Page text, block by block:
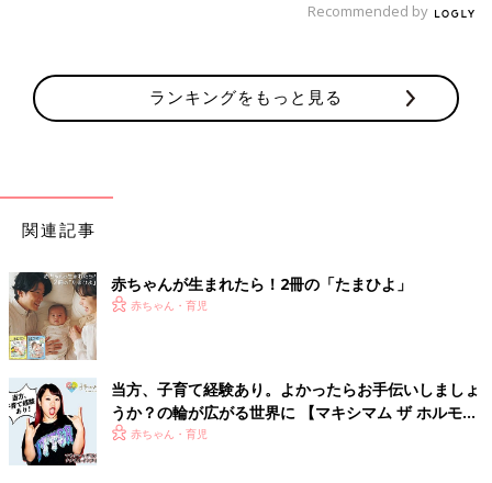
Recommended by
ランキングをもっと見る
関連記事
赤ちゃんが生まれたら！2冊の「たまひよ」
赤ちゃん・育児
当方、子育て経験あり。よかったらお手伝いしましょ
うか？の輪が広がる世界に 【マキシマム ザ ホルモ
ン・ナヲさん】
赤ちゃん・育児